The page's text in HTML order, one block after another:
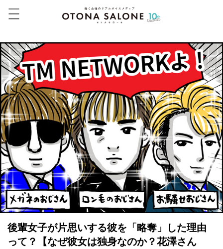
後輩女子が片思いする彼を「略奪」した理由
って？【なぜ彼女は独身なのか？花澤さん